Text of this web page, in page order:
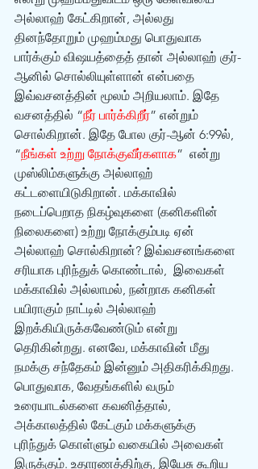
அல்லாஹ் கேட்கிறான், அல்லது
தினந்தோறும் முஹம்மது பொதுவாக
பார்க்கும் விஷயத்தைத் தான் அல்லாஹ் குர்-
ஆனில் சொல்லியுள்ளான் என்பதை
இவ்வசனத்தின் மூலம் அறியலாம். இதே
வசனத்தில் “நீர் பார்க்கிறீர்” என்றும்
சொல்கிறான். இதே போல குர்-ஆன் 6:99ல்,
“நீங்கள் உற்று நோக்குவீர்களாக”  என்று
முஸ்லிம்களுக்கு அல்லாஹ்
கட்டளையிடுகிறான். மக்காவில்
நடைப்பெறாத நிகழ்வுகளை (கனிகளின்
நிலைகளை) உற்று நோக்கும்படி ஏன்
அல்லாஹ் சொல்கிறான்? இவ்வசனங்களை
சரியாக புரிந்துக் கொண்டால்,  இவைகள்
மக்காவில் அல்லாமல், நன்றாக கனிகள்
பயிராகும் நாட்டில் அல்லாஹ்
இறக்கியிருக்கவேண்டும் என்று
தெரிகின்றது. எனவே, மக்காவின் மீது
நமக்கு சந்தேகம் இன்னும் அதிகரிக்கிறது.
பொதுவாக, வேதங்களில் வரும்
உரையாடல்களை கவனித்தால்,
அக்காலத்தில் கேட்கும் மக்களுக்கு
புரிந்துக் கொள்ளும் வகையில் அவைகள்
இருக்கும். உதாரணத்திற்கு, இயேசு கூறிய